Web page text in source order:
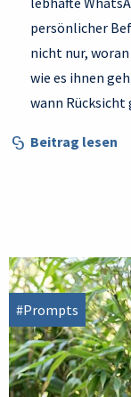
persönlicher
nicht nur,
wie es ihnen
wann
Beitrag lesen
#Prompts